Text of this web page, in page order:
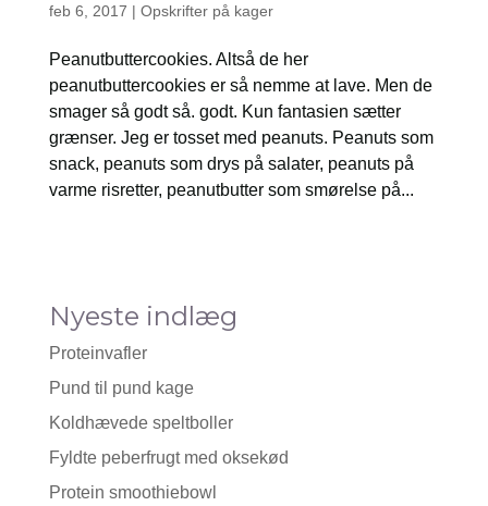
feb 6, 2017 | Opskrifter på kager
Peanutbuttercookies. Altså de her
peanutbuttercookies er så nemme at lave. Men de
smager så godt så. godt. Kun fantasien sætter
grænser. Jeg er tosset med peanuts. Peanuts som
snack, peanuts som drys på salater, peanuts på
varme risretter, peanutbutter som smørelse på...
Nyeste indlæg
Proteinvafler
Pund til pund kage
Koldhævede speltboller
Fyldte peberfrugt med oksekød
Protein smoothiebowl